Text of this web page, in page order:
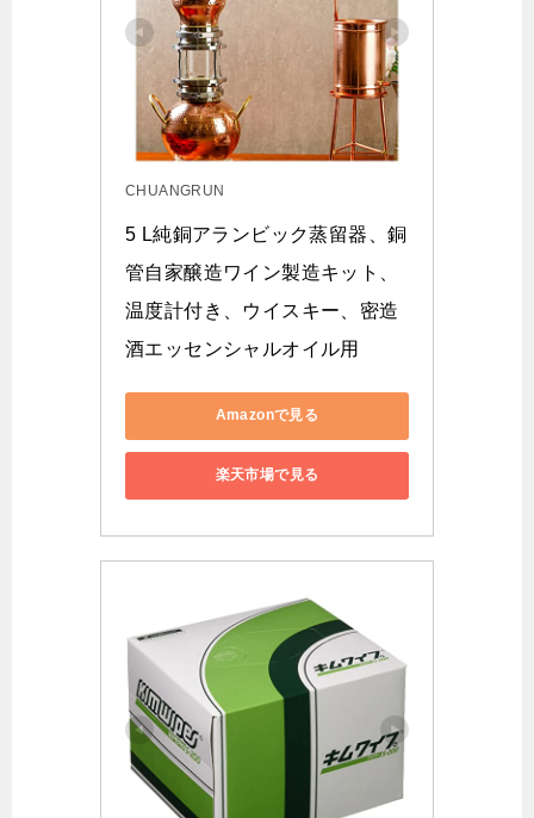
CHUANGRUN
5 L純銅アランビック蒸留器、銅
管自家醸造ワイン製造キット、
温度計付き、ウイスキー、密造
酒エッセンシャルオイル用
Amazonで見る
楽天市場で見る